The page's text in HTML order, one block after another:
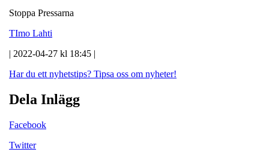
Stoppa Pressarna
TImo Lahti
| 2022-04-27 kl 18:45 |
Har du ett nyhetstips? Tipsa oss om nyheter!
Dela Inlägg
Facebook
Twitter